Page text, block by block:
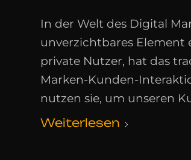
In der Welt des Digital
unverzichtbares Element
private Nutzer, hat das
Marken-Kunden-
nutzen sie, um unseren
Weiterlesen